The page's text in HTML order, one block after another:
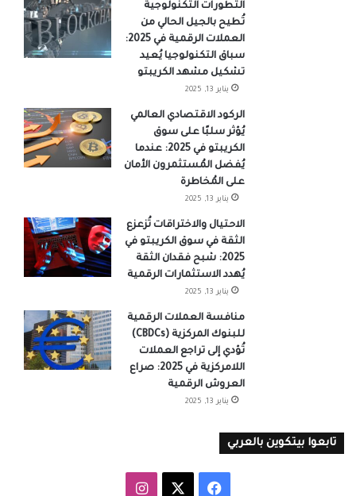
التطورات التكنولوجية
تُطيح بالجيل الحالي من
العملات الرقمية في 2025:
سباق التكنولوجيا يُعيد
تشكيل مشهد الكريبتو
يناير 13, 2025
الركود الاقتصادي العالمي
يُؤثر سلبًا على سوق
الكريبتو في 2025: عندما
يُفضل المُستثمرون الأمان
على المُخاطرة
يناير 13, 2025
الاحتيال والاختراقات تُزعزع
الثقة في سوق الكريبتو في
2025: شبح فقدان الثقة
يُهدد الاستثمارات الرقمية
يناير 13, 2025
منافسة العملات الرقمية
للبنوك المركزية (CBDCs)
تُؤدي إلى تراجع العملات
اللامركزية في 2025: صراع
العروش الرقمية
يناير 13, 2025
تابعوا بيتكوين بالعربي
فيسبوك انستقرام